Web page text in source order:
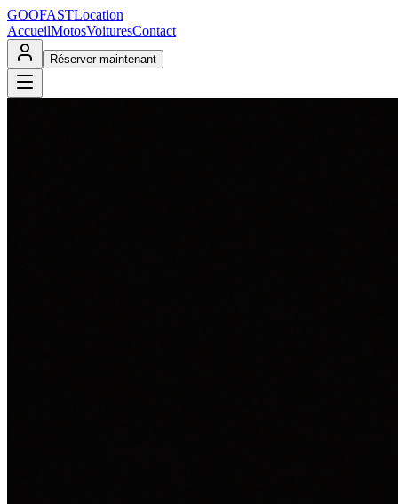
GOOFASTLocation
AccueilMotosVoituresContact
Réserver maintenant